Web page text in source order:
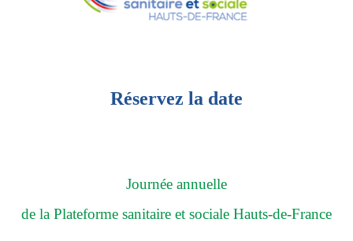
Réservez la date
Journée annuelle
de la Plateforme sanitaire et sociale Hauts-de-France